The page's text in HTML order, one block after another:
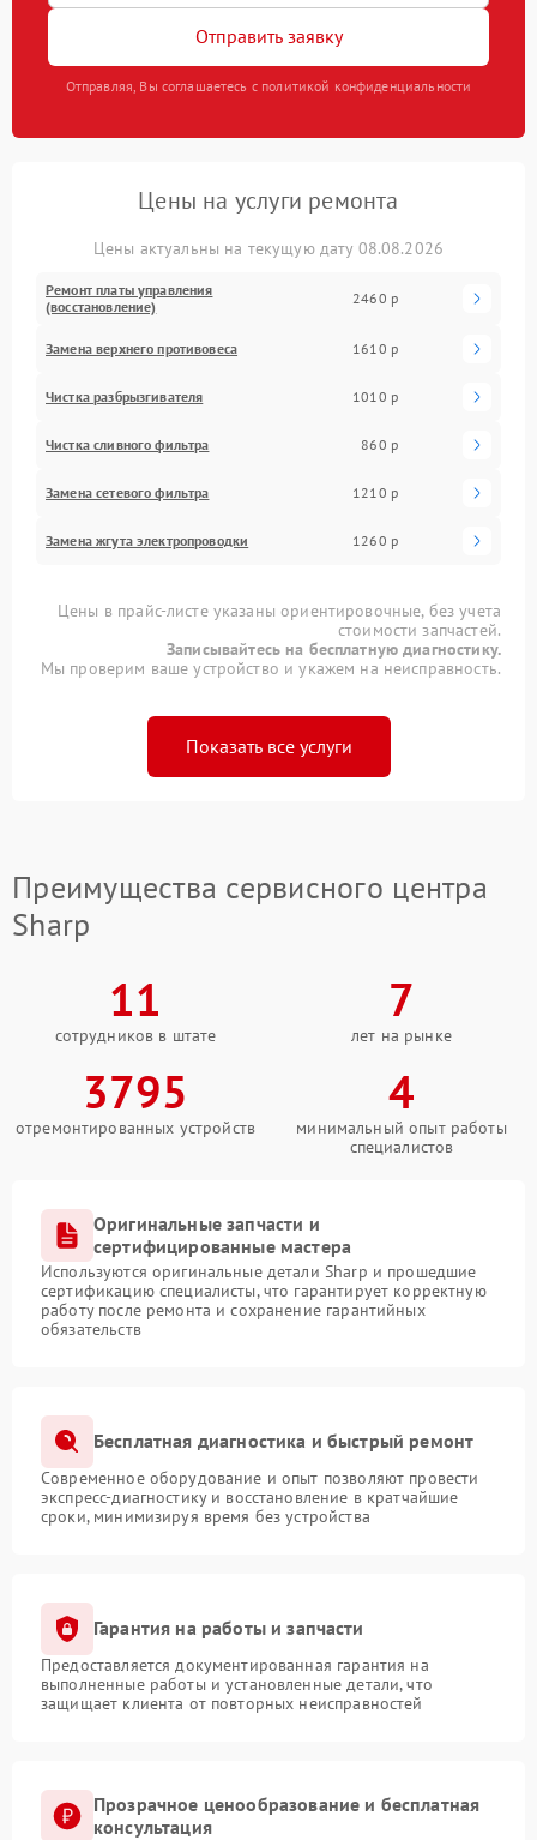
Отправить заявку
Отправляя, Вы соглашаетесь с политикой конфиденциальности
Цены на услуги ремонта
Цены актуальны на текущую дату 08.08.2026
Ремонт платы управления
(восстановление)
2460 р
Замена верхнего противовеса 1610 р
Чистка разбрызгивателя 1010 р
Чистка сливного фильтра 860 р
Замена сетевого фильтра 1210 р
Замена жгута электропроводки 1260 р
Цены в прайс-листе указаны ориентировочные, без учета
стоимости запчастей.
Записывайтесь на бесплатную диагностику.
Мы проверим ваше устройство и укажем на неисправность.
Показать все услуги
Преимущества сервисного центра
Sharp
11
сотрудников в штате
7
лет на рынке
3795
отремонтированных устройств
4
минимальный опыт работы
специалистов
Оригинальные запчасти и
сертифицированные мастера
Используются оригинальные детали Sharp и прошедшие
сертификацию специалисты, что гарантирует корректную
работу после ремонта и сохранение гарантийных
обязательств
Бесплатная диагностика и быстрый ремонт
Современное оборудование и опыт позволяют провести
экспресс-диагностику и восстановление в кратчайшие
сроки, минимизируя время без устройства
Гарантия на работы и запчасти
Предоставляется документированная гарантия на
выполненные работы и установленные детали, что
защищает клиента от повторных неисправностей
Прозрачное ценообразование и бесплатная
консультация